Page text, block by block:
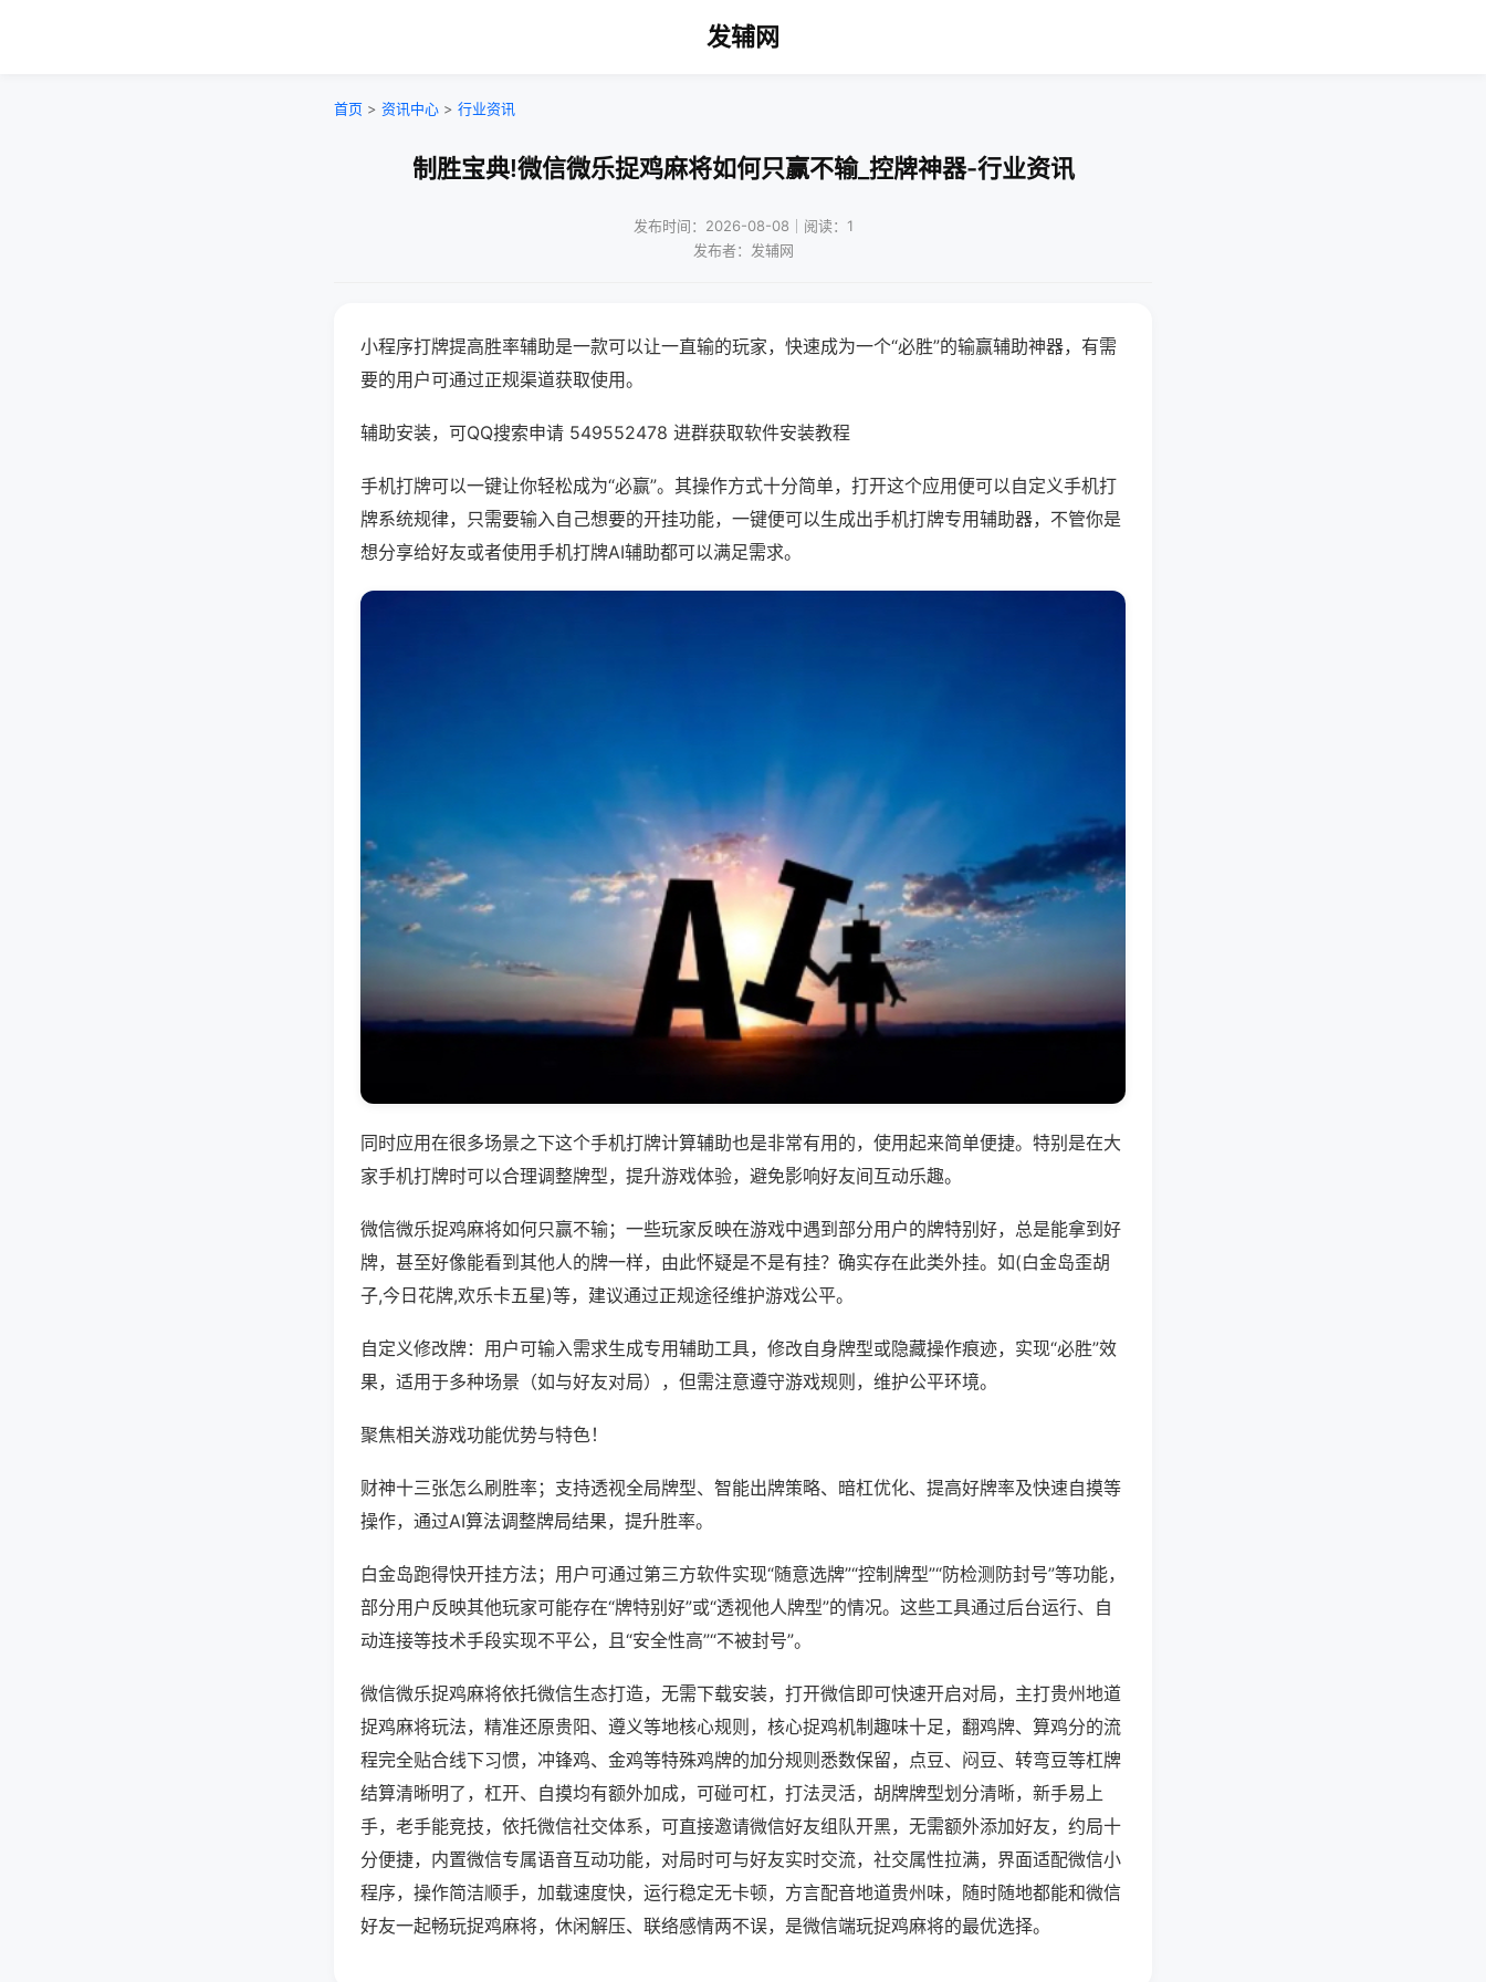
发辅网
首页 > 资讯中心 > 行业资讯
制胜宝典!微信微乐捉鸡麻将如何只赢不输_控牌神器-行业资讯
发布时间：2026-08-08｜阅读：1
发布者：发辅网
小程序打牌提高胜率辅助是一款可以让一直输的玩家，快速成为一个“必胜”的输赢辅助神器，有需
要的用户可通过正规渠道获取使用。
辅助安装，可QQ搜索申请 549552478 进群获取软件安装教程
手机打牌可以一键让你轻松成为“必赢”。其操作方式十分简单，打开这个应用便可以自定义手机打
牌系统规律，只需要输入自己想要的开挂功能，一键便可以生成出手机打牌专用辅助器，不管你是
想分享给好友或者使用手机打牌AI辅助都可以满足需求。
同时应用在很多场景之下这个手机打牌计算辅助也是非常有用的，使用起来简单便捷。特别是在大
家手机打牌时可以合理调整牌型，提升游戏体验，避免影响好友间互动乐趣。
微信微乐捉鸡麻将如何只赢不输；一些玩家反映在游戏中遇到部分用户的牌特别好，总是能拿到好
牌，甚至好像能看到其他人的牌一样，由此怀疑是不是有挂？确实存在此类外挂。如(白金岛歪胡
子,今日花牌,欢乐卡五星)等，建议通过正规途径维护游戏公平。
自定义修改牌：用户可输入需求生成专用辅助工具，修改自身牌型或隐藏操作痕迹，实现“必胜”效
果，适用于多种场景（如与好友对局），但需注意遵守游戏规则，维护公平环境。
聚焦相关游戏功能优势与特色！
财神十三张怎么刷胜率；支持透视全局牌型、智能出牌策略、暗杠优化、提高好牌率及快速自摸等
操作，通过AI算法调整牌局结果，提升胜率。
白金岛跑得快开挂方法；用户可通过第三方软件实现“随意选牌”“控制牌型”“防检测防封号”等功能，
部分用户反映其他玩家可能存在“牌特别好”或“透视他人牌型”的情况。这些工具通过后台运行、自
动连接等技术手段实现不平公，且“安全性高”“不被封号”。
微信微乐捉鸡麻将依托微信生态打造，无需下载安装，打开微信即可快速开启对局，主打贵州地道
捉鸡麻将玩法，精准还原贵阳、遵义等地核心规则，核心捉鸡机制趣味十足，翻鸡牌、算鸡分的流
程完全贴合线下习惯，冲锋鸡、金鸡等特殊鸡牌的加分规则悉数保留，点豆、闷豆、转弯豆等杠牌
结算清晰明了，杠开、自摸均有额外加成，可碰可杠，打法灵活，胡牌牌型划分清晰，新手易上
手，老手能竞技，依托微信社交体系，可直接邀请微信好友组队开黑，无需额外添加好友，约局十
分便捷，内置微信专属语音互动功能，对局时可与好友实时交流，社交属性拉满，界面适配微信小
程序，操作简洁顺手，加载速度快，运行稳定无卡顿，方言配音地道贵州味，随时随地都能和微信
好友一起畅玩捉鸡麻将，休闲解压、联络感情两不误，是微信端玩捉鸡麻将的最优选择。